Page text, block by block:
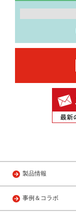
製品情報
事例＆コラボ